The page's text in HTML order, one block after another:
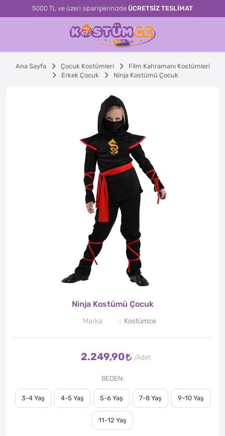
5000 TL ve üzeri siparişlerinizde ÜCRETSİZ TESLİMAT
Ana Sayfa Çocuk Kostümleri
Film Kahramanı Kostümleri
Erkek Çocuk
Ninja Kostümü Çocuk
Ninja Kostümü Çocuk
Marka Kostümce
2.249,90
BEDEN
3-4 Yaş 4-5 Yaş 5-6 Yaş 7-8 Yaş 9-10 Yaş
11-12 Yaş